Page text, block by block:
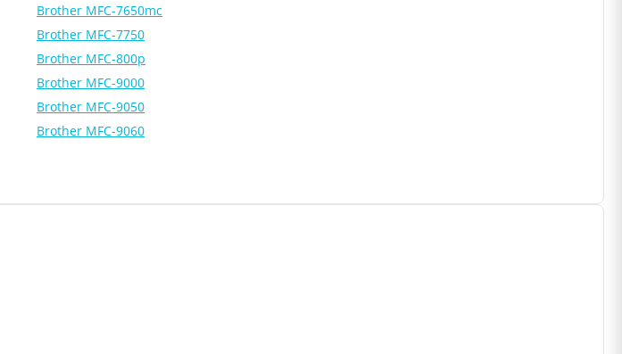
Brother MFC-7650mc
Brother MFC-7750
Brother MFC-800p
Brother MFC-9000
Brother MFC-9050
Brother MFC-9060